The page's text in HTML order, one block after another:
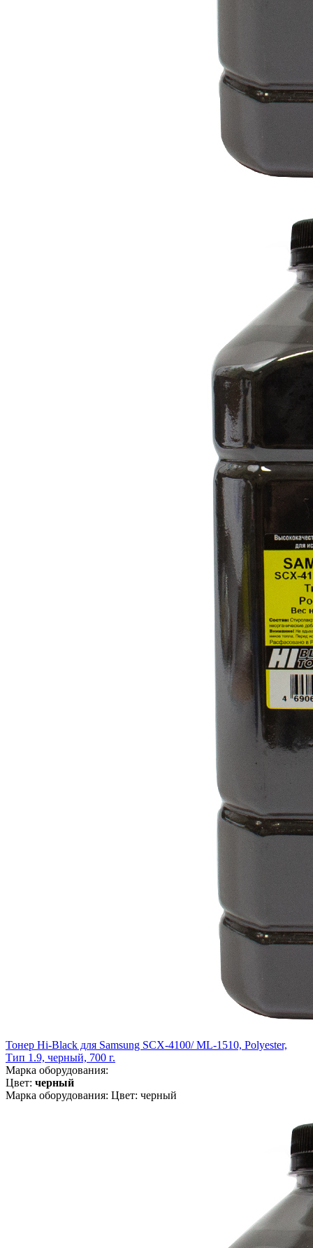
Тонер Hi-Black для Samsung SCX-4100/ ML-1510, Polyester,
Тип 1.9, черный, 700 г.
Марка оборудования:
Цвет: черный
Марка оборудования: Цвет: черный